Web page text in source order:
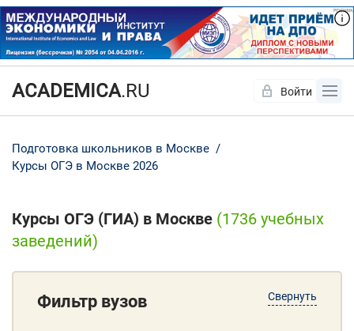
ACADEMICA.RU Войти
Подготовка школьников в Москве
Курсы ОГЭ в Москве 2026
Курсы ОГЭ (ГИА) в Москве (1736 учебных
заведений)
Свернуть
Фильтр вузов
Да Нет